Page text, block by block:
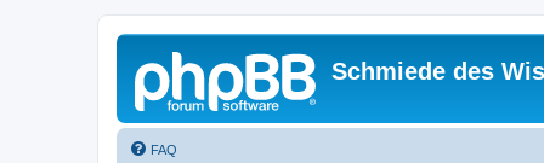
Schmiede des
FAQ